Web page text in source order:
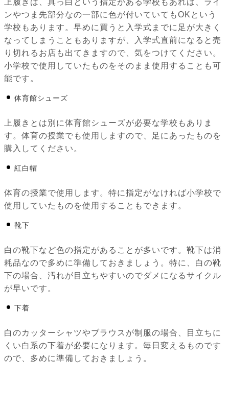
上履きは、真っ白という指定がある学校もあれば、ライ
ンやつま先部分なの一部に色が付いていてもOKという
学校もあります。早めに買うと入学式までに足が大きく
なってしまうこともありますが、入学式直前になると売
り切れるお店も出てきますので、気をつけてください。
小学校で使用していたものをそのまま使用することも可
能です。
体育館シューズ
上履きとは別に体育館シューズが必要な学校もありま
す。体育の授業でも使用しますので、足にあったものを
購入してください。
紅白帽
体育の授業で使用します。特に指定がなければ小学校で
使用していたものを使用することもできます。
靴下
白の靴下など色の指定があることが多いです。靴下は消
耗品なので多めに準備しておきましょう。特に、白の靴
下の場合、汚れが目立ちやすいのでダメになるサイクル
が早いです。
下着
白のカッターシャツやブラウスが制服の場合、目立ちに
くい白系の下着が必要になります。毎日変えるものです
ので、多めに準備しておきましょう。